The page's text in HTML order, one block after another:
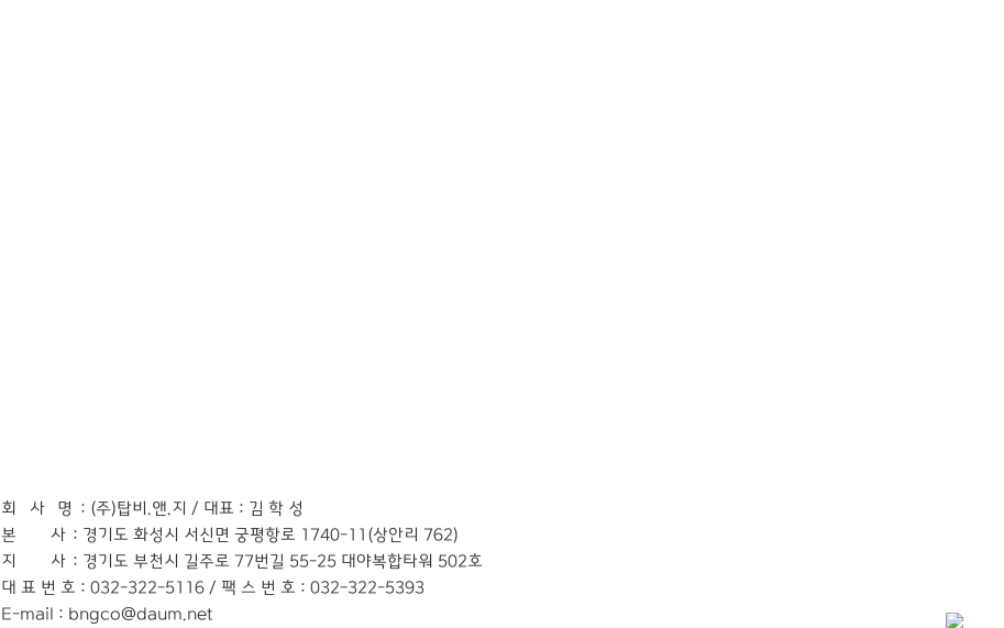
회 사 명 : (주)탑비.앤.지 / 대표 : 김 학 성
본 사 : 경기도 화성시 서신면 궁평항로 1740-11(상안리 762)
지 사 : 경기도 부천시 길주로 77번길 55-25 대야복합타워 502호
대 표 번 호 : 032-322-5116 / 팩 스 번 호 : 032-322-5393
E-mail : bngco@daum.net